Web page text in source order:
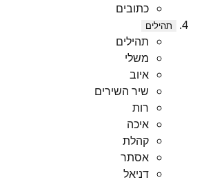
כתובים
תהילים
תהילים
משלי
איוב
שיר השירים
רות
איכה
קהלת
אסתר
דניאל